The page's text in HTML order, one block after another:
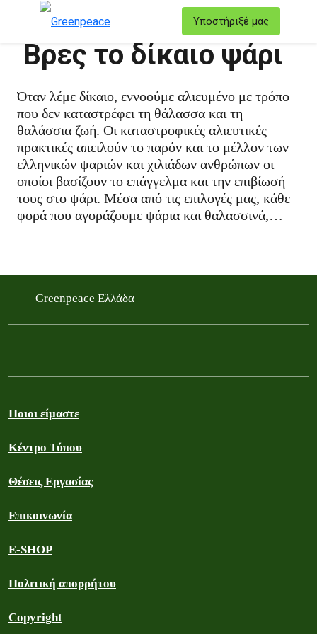
Υποστήριξέ μας
Βρες το δίκαιο ψάρι
Όταν λέμε δίκαιο, εννοούμε αλιευμένο με τρόπο
που δεν καταστρέφει τη θάλασσα και τη
θαλάσσια ζωή. Οι καταστροφικές αλιευτικές
πρακτικές απειλούν το παρόν και το μέλλον των
ελληνικών ψαριών και χιλιάδων ανθρώπων οι
οποίοι βασίζουν το επάγγελμα και την επιβίωσή
τους στο ψάρι. Μέσα από τις επιλογές μας, κάθε
φορά που αγοράζουμε ψάρια και θαλασσινά,
Greenpeace Ελλάδα
Ποιοι είμαστε
Κέντρο Τύπου
Θέσεις Εργασίας
Επικοινωνία
E-SHOP
Πολιτική απορρήτου
Copyright